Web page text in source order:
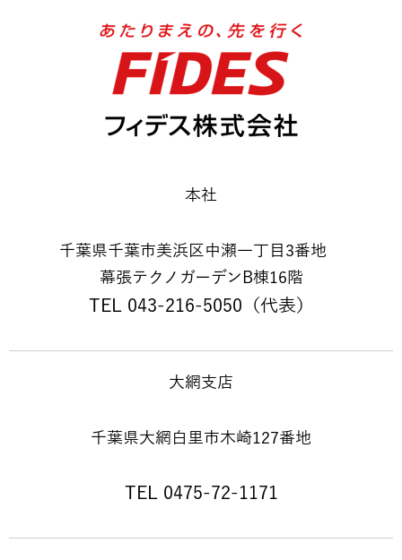
本社
千葉県千葉市美浜区中瀬一丁目3番地
幕張テクノガーデンB棟16階
TEL 043-216-5050（代表）
大網支店
千葉県大網白里市木崎127番地
TEL 0475-72-1171